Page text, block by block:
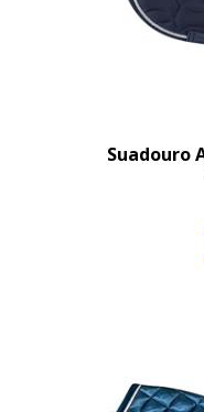
Suadouro